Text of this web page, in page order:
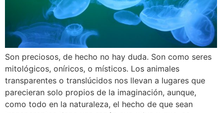
Son preciosos, de hecho no hay duda. Son como seres
mitológicos, oníricos, o místicos. Los animales
transparentes o translúcidos nos llevan a lugares que
parecieran solo propios de la imaginación, aunque,
como todo en la naturaleza, el hecho de que sean